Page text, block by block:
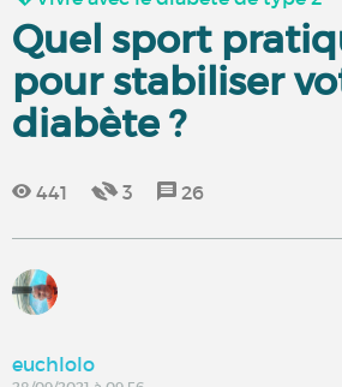
Quel sport
pour stabiliser
diabète ?
441 3 26
euchlolo